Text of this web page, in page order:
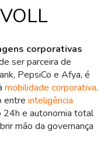
corporativas
ser parceira de
PepsiCo e Afya, é
mobilidade corporativa.
entre inteligência
e autonomia total
mão da governança